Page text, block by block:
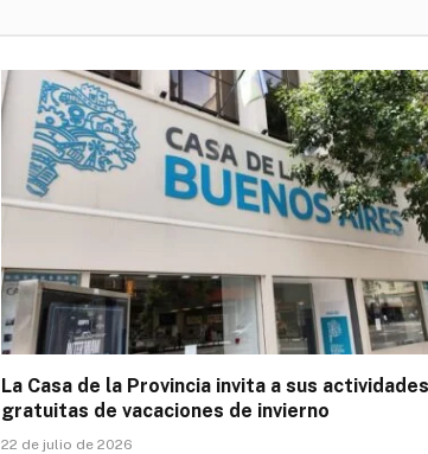
La Casa de la Provincia invita a sus actividades
gratuitas de vacaciones de invierno
22 de julio de 2026